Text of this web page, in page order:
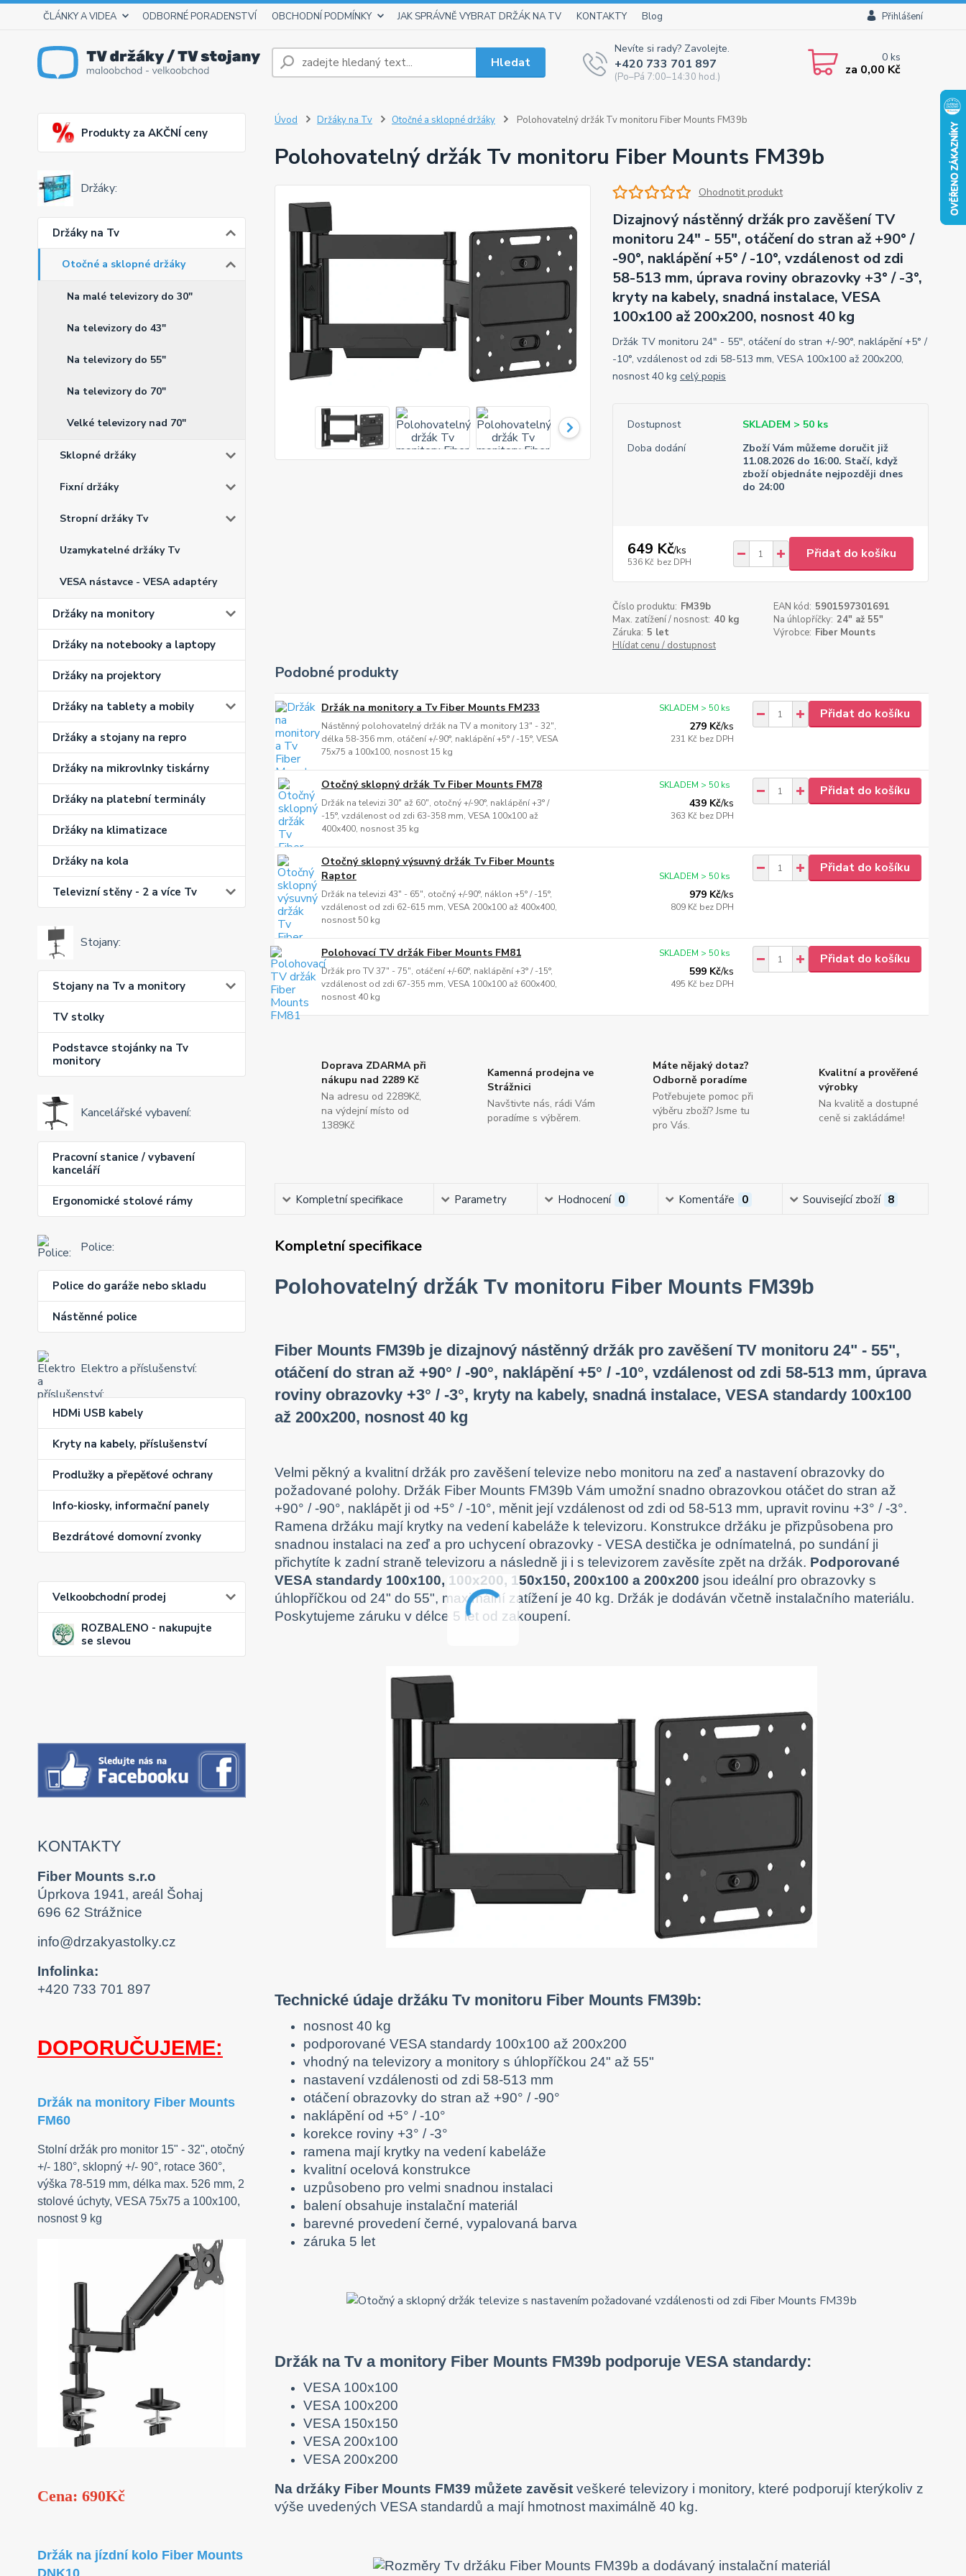
ČLÁNKY A VIDEA ODBORNÉ PORADENSTVÍ OBCHODNÍ PODMÍNKY JAK SPRÁVNĚ VYBRAT DRŽÁK NA TV KONTAKTY Blog Přihlášení
Hledat
Nevíte si rady? Zavolejte.
+420 733 701 897
(Po–Pá 7:00–14:30 hod.)
0ks
za 0,00 Kč
Produkty za AKČNÍ ceny
Držáky:
Držáky na Tv
Otočné a sklopné držáky
Na malé televizory do 30"
Na televizory do 43"
Na televizory do 55"
Na televizory do 70"
Velké televizory nad 70"
Sklopné držáky
Fixní držáky
Stropní držáky Tv
Uzamykatelné držáky Tv
VESA nástavce - VESA adaptéry
Držáky na monitory
Držáky na notebooky a laptopy
Držáky na projektory
Držáky na tablety a mobily
Držáky a stojany na repro
Držáky na mikrovlnky tiskárny
Držáky na platební terminály
Držáky na klimatizace
Držáky na kola
Televizní stěny - 2 a více Tv
Stojany:
Stojany na Tv a monitory
TV stolky
Podstavce stojánky na Tv
monitory
Kancelářské vybavení:
Pracovní stanice / vybavení
kanceláří
Ergonomické stolové rámy
Police:
Police do garáže nebo skladu
Nástěnné police
Elektro a příslušenství:
HDMi USB kabely
Kryty na kabely, příslušenství
Prodlužky a přepěťové ochrany
Info-kiosky, informační panely
Bezdrátové domovní zvonky
Velkoobchodní prodej
ROZBALENO - nakupujte
se slevou
KONTAKTY
Fiber Mounts s.r.o
Úprkova 1941, areál Šohaj
696 62 Strážnice
info@drzakyastolky.cz
Infolinka:
+420 733 701 897
DOPORUČUJEME:
Držák na monitory Fiber Mounts
FM60
Stolní držák pro monitor 15" - 32", otočný
+/- 180°, sklopný +/- 90°, rotace 360°,
výška 78-519 mm, délka max. 526 mm, 2
stolové úchyty, VESA 75x75 a 100x100,
nosnost 9 kg
Cena: 690Kč
Držák na jízdní kolo Fiber Mounts
DNK10
Úvod Držáky na Tv Otočné a sklopné držáky Polohovatelný držák Tv monitoru Fiber Mounts FM39b
Polohovatelný držák Tv monitoru Fiber Mounts FM39b
Ohodnotit produkt
Dizajnový nástěnný držák pro zavěšení TV
monitoru 24" - 55", otáčení do stran až +90° /
-90°, naklápění +5° / -10°, vzdálenost od zdi
58-513 mm, úprava roviny obrazovky +3° / -3°,
kryty na kabely, snadná instalace, VESA
100x100 až 200x200, nosnost 40 kg
Držák TV monitoru 24" - 55", otáčení do stran +/-90°, naklápění +5° /
-10°, vzdálenost od zdi 58-513 mm, VESA 100x100 až 200x200,
nosnost 40 kg celý popis
Dostupnost
SKLADEM > 50 ks
Doba dodání
Zboží Vám můžeme doručit již
11.08.2026 do 16:00. Stačí, když
zboží objednáte nejpozději dnes
do 24:00
649 Kč/ks
536 Kč bez DPH
Přidat do košíku
Číslo produktu: FM39b EAN kód: 5901597301691
Max. zatížení / nosnost: 40 kg Na úhlopříčky: 24" až 55"
Záruka: 5 let Výrobce: Fiber Mounts
Hlídat cenu / dostupnost
Podobné produkty
Držák na monitory a Tv Fiber Mounts FM233
Nástěnný polohovatelný držák na TV a monitory 13" - 32",
délka 58-356 mm, otáčení +/-90°, naklápění +5° / -15°, VESA
75x75 a 100x100, nosnost 15 kg
279 Kč/ks
231 Kč bez DPH
SKLADEM > 50 ks Přidat do košíku
Otočný sklopný držák Tv Fiber Mounts FM78
Držák na televizi 30" až 60", otočný +/-90°, naklápění +3° /
-15°, vzdálenost od zdi 63-358 mm, VESA 100x100 až
400x400, nosnost 35 kg
439 Kč/ks
363 Kč bez DPH
SKLADEM > 50 ks Přidat do košíku
Otočný sklopný výsuvný držák Tv Fiber Mounts
Raptor
Držák na televizi 43" - 65", otočný +/-90°, náklon +5° / -15°,
vzdálenost od zdi 62-615 mm, VESA 200x100 až 400x400,
nosnost 50 kg
979 Kč/ks
809 Kč bez DPH
SKLADEM > 50 ks
Přidat do košíku
Polohovací TV držák Fiber Mounts FM81
Držák pro TV 37" - 75", otáčení +/-60°, naklápění +3° / -15°,
vzdálenost od zdi 67-355 mm, VESA 100x100 až 600x400,
nosnost 40 kg
599 Kč/ks
495 Kč bez DPH
SKLADEM > 50 ks Přidat do košíku
Doprava ZDARMA při
nákupu nad 2289 Kč
Na adresu od 2289Kč,
na výdejní místo od
1389Kč
Kamenná prodejna ve
Strážnici
Navštivte nás, rádi Vám
poradíme s výběrem.
Máte nějaký dotaz?
Odborně poradíme
Potřebujete pomoc při
výběru zboží? Jsme tu
pro Vás.
Kvalitní a prověřené
výrobky
Na kvalitě a dostupné
ceně si zakládáme!
Kompletní specifikace Parametry Hodnocení 0 Komentáře 0 Související zboží 8
Kompletní specifikace
Polohovatelný držák Tv monitoru Fiber Mounts FM39b
Fiber Mounts FM39b je dizajnový nástěnný držák pro zavěšení TV monitoru 24" - 55",
otáčení do stran až +90° / -90°, naklápění +5° / -10°, vzdálenost od zdi 58-513 mm, úprava
roviny obrazovky +3° / -3°, kryty na kabely, snadná instalace, VESA standardy 100x100
až 200x200, nosnost 40 kg
Velmi pěkný a kvalitní držák pro zavěšení televize nebo monitoru na zeď a nastavení obrazovky do
požadované polohy. Držák Fiber Mounts FM39b Vám umožní snadno obrazovkou otáčet do stran až
+90° / -90°, naklápět ji od +5° / -10°, měnit její vzdálenost od zdi od 58-513 mm, upravit rovinu +3° / -3°.
Ramena držáku mají krytky na vedení kabeláže k televizoru. Konstrukce držáku je přizpůsobena pro
snadnou instalaci na zeď a pro uchycení obrazovky - VESA destička je odnímatelná, po sundání ji
přichytíte k zadní straně televizoru a následně ji i s televizorem zavěsíte zpět na držák. Podporované
VESA standardy 100x100, 100x200, 150x150, 200x100 a 200x200 jsou ideální pro obrazovky s
úhlopříčkou od 24" do 55", maximální zatížení je 40 kg. Držák je dodáván včetně instalačního materiálu.
Poskytujeme záruku v délce 5 let od zakoupení.
Technické údaje držáku Tv monitoru Fiber Mounts FM39b:
nosnost 40 kg
podporované VESA standardy 100x100 až 200x200
vhodný na televizory a monitory s úhlopříčkou 24" až 55"
nastavení vzdálenosti od zdi 58-513 mm
otáčení obrazovky do stran až +90° / -90°
naklápění od +5° / -10°
korekce roviny +3° / -3°
ramena mají krytky na vedení kabeláže
kvalitní ocelová konstrukce
uzpůsobeno pro velmi snadnou instalaci
balení obsahuje instalační materiál
barevné provedení černé, vypalovaná barva
záruka 5 let
Držák na Tv a monitory Fiber Mounts FM39b podporuje VESA standardy:
VESA 100x100
VESA 100x200
VESA 150x150
VESA 200x100
VESA 200x200
Na držáky Fiber Mounts FM39 můžete zavěsitveškeré televizory i monitory, které podporují kterýkoliv z
výše uvedených VESA standardů a mají hmotnost maximálně 40 kg.